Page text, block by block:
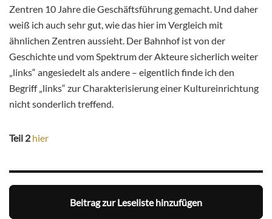
Zentren 10 Jahre die Geschäftsführung gemacht. Und daher
weiß ich auch sehr gut, wie das hier im Vergleich mit
ähnlichen Zentren aussieht. Der Bahnhof ist von der
Geschichte und vom Spektrum der Akteure sicherlich weiter
„links“ angesiedelt als andere – eigentlich finde ich den
Begriff „links“ zur Charakterisierung einer Kultureinrichtung
nicht sonderlich treffend.
Teil 2 hier
Beitrag zur Leseliste hinzufügen